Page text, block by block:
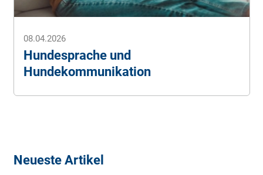
08.04.2026
Hundesprache und
Hundekommunikation
Neueste Artikel